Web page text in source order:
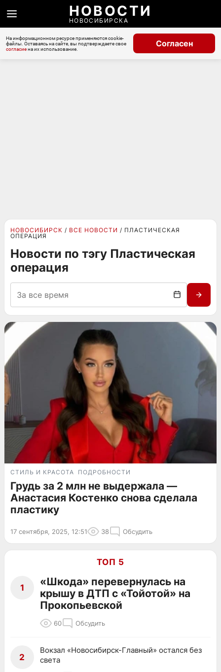
НОВОСТИ
НОВОСИБИРСКА
На информационном ресурсе применяются cookie-
файлы. Оставаясь на сайте, вы подтверждаете свое
согласиена их использование.
Согласен
НОВОСИБИРСК ВСЕ НОВОСТИ
ПЛАСТИЧЕСКАЯ
ОПЕРАЦИЯ
Новости по тэгу Пластическая
операция
СТИЛЬ И КРАСОТА ПОДРОБНОСТИ
Грудь за 2 млн не выдержала —
Анастасия Костенко снова сделала
пластику
17 сентября, 2025, 12:51 38 Обсудить
ТОП 5
1
«Шкода» перевернулась на
крышу в ДТП с «Тойотой» на
Прокопьевской
60 Обсудить
2
Вокзал «Новосибирск-Главный» остался без
света